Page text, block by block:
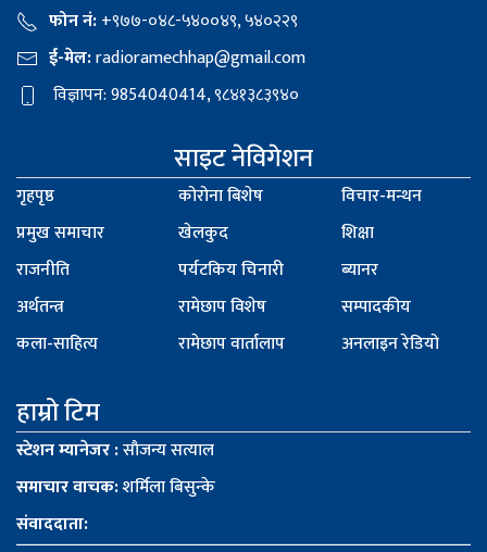
फोन नं:+९७७-०४८-५४००४९, ५४०२२९
ई-मेल:radioramechhap@gmail.com
विज्ञापन: 9854040414, ९८४१३८३९४०
साइट नेविगेशन
गृहपृष्ठ
प्रमुख समाचार
राजनीति
अर्थतन्त्र
कला-साहित्य
कोरोना बिशेष
खेलकुद
पर्यटकिय चिनारी
रामेछाप विशेष
रामेछाप वार्तालाप
विचार-मन्थन
शिक्षा
ब्यानर
सम्पादकीय
अनलाइन रेडियो
हाम्रो टिम
स्टेशन म्यानेजर :साैजन्य सत्याल
समाचार वाचक:शर्मिला बिसुन्के
संवाददाता: